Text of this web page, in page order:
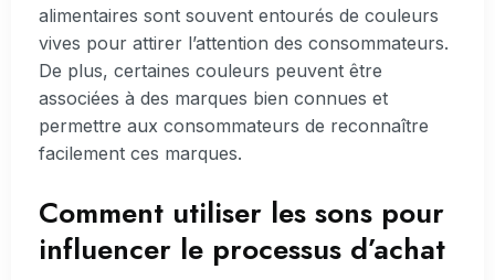
alimentaires sont souvent entourés de couleurs
vives pour attirer l’attention des consommateurs.
De plus, certaines couleurs peuvent être
associées à des marques bien connues et
permettre aux consommateurs de reconnaître
facilement ces marques.
Comment utiliser les sons pour
influencer le processus d’achat